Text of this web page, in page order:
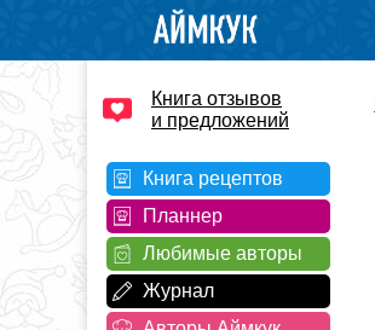
Книга отзывов
и предложений
Книга рецептов
Планнер
Любимые авторы
Журнал